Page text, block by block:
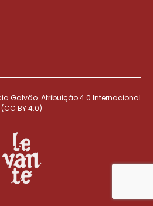
Galvão. Atribuição 4.0 Internacional
(CC BY 4.0)